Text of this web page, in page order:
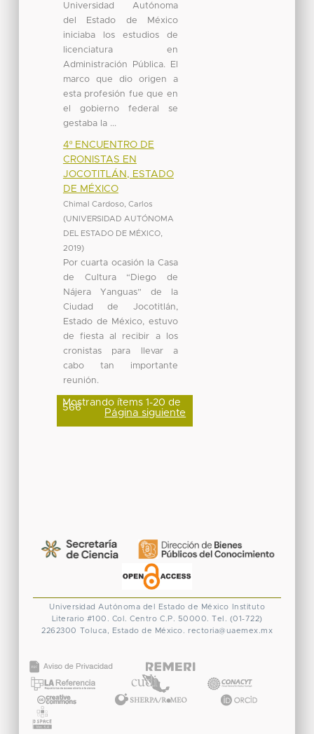
Universidad Autónoma
del Estado de México
iniciaba los estudios de
licenciatura en
Administración Pública. El
marco que dio origen a
esta profesión fue que en
el gobierno federal se
gestaba la ...
4º ENCUENTRO DE
CRONISTAS EN
JOCOTITLÁN, ESTADO
DE MÉXICO
Chimal Cardoso, Carlos
(UNIVERSIDAD AUTÓNOMA
DEL ESTADO DE MÉXICO,
2019)
Por cuarta ocasión la Casa
de Cultura “Diego de
Nájera Yanguas” de la
Ciudad de Jocotitlán,
Estado de México, estuvo
de fiesta al recibir a los
cronistas para llevar a
cabo tan importante
reunión.
Mostrando ítems 1-20 de
566 Página siguiente
Universidad Autónoma del Estado de México
Instituto
Literario #100. Col. Centro C.P. 50000. Tel. (01-722)
2262300 Toluca, Estado de México. rectoria@uaemex.mx